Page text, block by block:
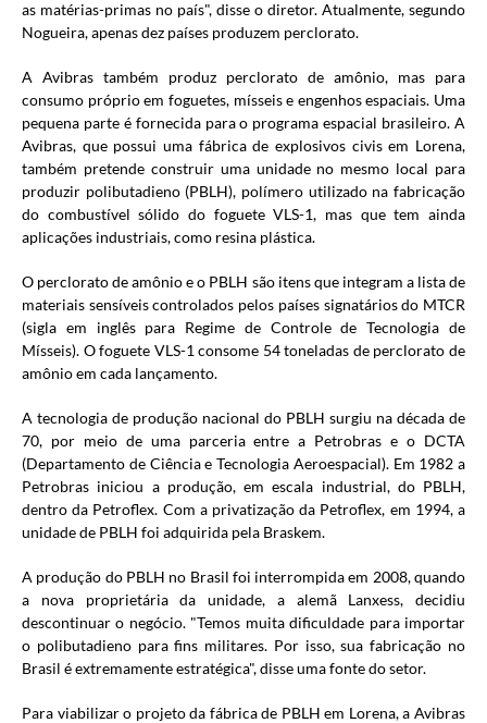
as matérias-primas no país", disse o diretor. Atualmente, segundo
Nogueira, apenas dez países produzem perclorato.
A Avibras também produz perclorato de amônio, mas para
consumo próprio em foguetes, mísseis e engenhos espaciais. Uma
pequena parte é fornecida para o programa espacial brasileiro. A
Avibras, que possui uma fábrica de explosivos civis em Lorena,
também pretende construir uma unidade no mesmo local para
produzir polibutadieno (PBLH), polímero utilizado na fabricação
do combustível sólido do foguete VLS-1, mas que tem ainda
aplicações industriais, como resina plástica.
O perclorato de amônio e o PBLH são itens que integram a lista de
materiais sensíveis controlados pelos países signatários do MTCR
(sigla em inglês para Regime de Controle de Tecnologia de
Mísseis). O foguete VLS-1 consome 54 toneladas de perclorato de
amônio em cada lançamento.
A tecnologia de produção nacional do PBLH surgiu na década de
70, por meio de uma parceria entre a Petrobras e o DCTA
(Departamento de Ciência e Tecnologia Aeroespacial). Em 1982 a
Petrobras iniciou a produção, em escala industrial, do PBLH,
dentro da Petroflex. Com a privatização da Petroflex, em 1994, a
unidade de PBLH foi adquirida pela Braskem.
A produção do PBLH no Brasil foi interrompida em 2008, quando
a nova proprietária da unidade, a alemã Lanxess, decidiu
descontinuar o negócio. "Temos muita dificuldade para importar
o polibutadieno para fins militares. Por isso, sua fabricação no
Brasil é extremamente estratégica", disse uma fonte do setor.
Para viabilizar o projeto da fábrica de PBLH em Lorena, a Avibras